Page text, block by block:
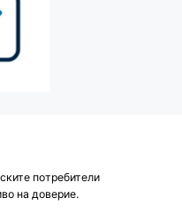
потребители
на доверие.